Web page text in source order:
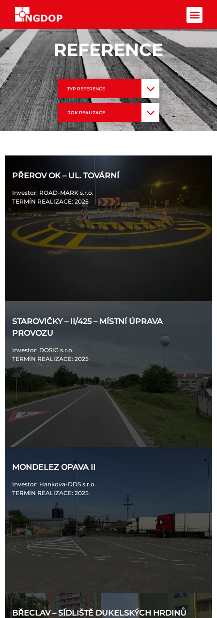
REFERENCE
TYP REFERENCE
ROK REALIZACE
PŘEROV OK – UL. TOVÁRNÍ
Investor: ROAD-MARK s.r.o.
TERMÍN REALIZACE: 2025
STAROVIČKY – II/425 – MÍSTNÍ ÚPRAVA
PROVOZU
Investor: DOSIG s.r.o.
TERMÍN REALIZACE: 2025
MONDELEZ OPAVA II
Investor: Hankova-DDS s.r.o.
TERMÍN REALIZACE: 2025
BŘECLAV – SÍDLIŠTĚ DUKELSKÝCH HRDINŮ